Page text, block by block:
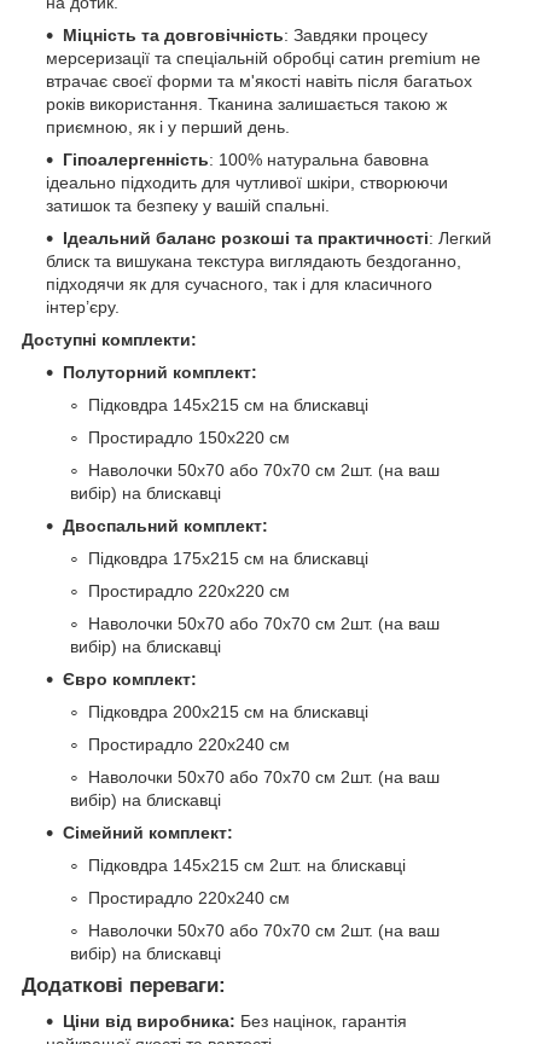
Міцність та довговічність: Завдяки процесу
мерсеризації та спеціальній обробці cатин premium не
втрачає своєї форми та м'якості навіть після багатьох
років використання. Тканина залишається такою ж
приємною, як і у перший день.
Гіпоалергенність: 100% натуральна бавовна
ідеально підходить для чутливої шкіри, створюючи
затишок та безпеку у вашій спальні.
Ідеальний баланс розкоші та практичності: Легкий
блиск та вишукана текстура виглядають бездоганно,
підходячи як для сучасного, так і для класичного
інтер’єру.
Доступні комплекти:
Полуторний комплект:
Підковдра 145х215 см на блискавці
Простирадло 150х220 см
Наволочки 50х70 або 70х70 см 2шт. (на ваш
вибір) на блискавці
Двоспальний комплект:
Підковдра 175х215 см на блискавці
Простирадло 220х220 см
Наволочки 50х70 або 70х70 см 2шт. (на ваш
вибір) на блискавці
Євро комплект:
Підковдра 200х215 см на блискавці
Простирадло 220х240 см
Наволочки 50х70 або 70х70 см 2шт. (на ваш
вибір) на блискавці
Сімейний комплект:
Підковдра 145х215 см 2шт. на блискавці
Простирадло 220х240 см
Наволочки 50х70 або 70х70 см 2шт. (на ваш
вибір) на блискавці
Додаткові переваги:
Ціни від виробника: Без націнок, гарантія